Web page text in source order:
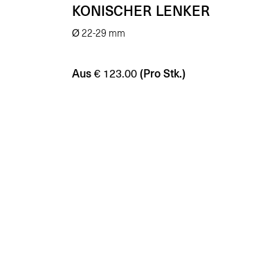
KONISCHER LENKER
Ø 22-29 mm
Aus € 123.00 (Pro Stk.)